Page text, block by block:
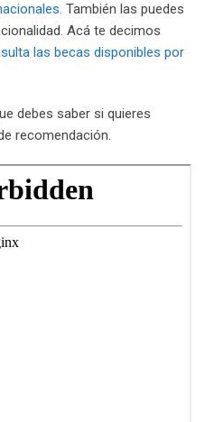
También las puedes
Acá te decimos
las becas disponibles por
debes saber si quieres
recomendación.